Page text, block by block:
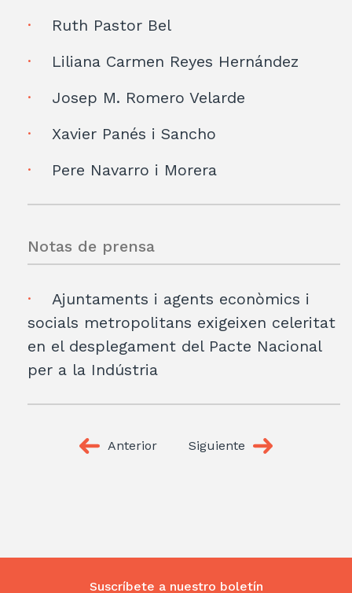
Ruth Pastor Bel
Liliana Carmen Reyes Hernández
Josep M. Romero Velarde
Xavier Panés i Sancho
Pere Navarro i Morera
Notas de prensa
Ajuntaments i agents econòmics i
socials metropolitans exigeixen celeritat
en el desplegament del Pacte Nacional
per a la Indústria
Anterior Siguiente
Suscríbete a nuestro boletín